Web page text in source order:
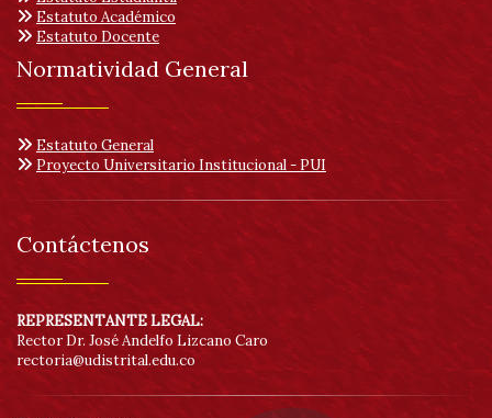
Estatuto Académico
Estatuto Docente
Normatividad General
Estatuto General
Proyecto Universitario Institucional - PUI
Contáctenos
REPRESENTANTE LEGAL:
Rector Dr. José Andelfo Lizcano Caro
rectoria@udistrital.edu.co